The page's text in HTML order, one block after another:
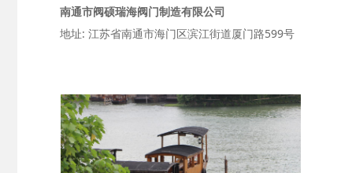
南通市阀硕瑞海阀门制造有限公司
地址: 江苏省南通市海门区滨江街道厦门路599号